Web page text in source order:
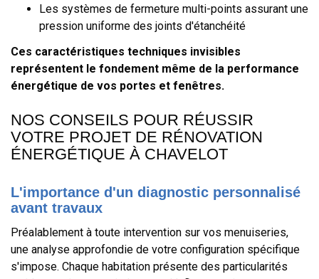
Les systèmes de fermeture multi-points assurant une
pression uniforme des joints d'étanchéité
Ces caractéristiques techniques invisibles
représentent le fondement même de la performance
énergétique de vos portes et fenêtres.
NOS CONSEILS POUR RÉUSSIR
VOTRE PROJET DE RÉNOVATION
ÉNERGÉTIQUE À CHAVELOT
L'importance d'un diagnostic personnalisé
avant travaux
Préalablement à toute intervention sur vos menuiseries,
une analyse approfondie de votre configuration spécifique
s'impose. Chaque habitation présente des particularités